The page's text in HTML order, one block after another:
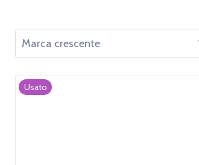
Usato